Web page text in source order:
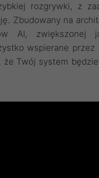
rozgrywki, z
Zbudowany na
AI, zwiększonej
wspierane przez
Twój system